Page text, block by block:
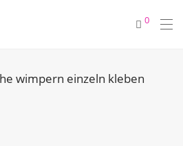
0
wimpern einzeln kleben